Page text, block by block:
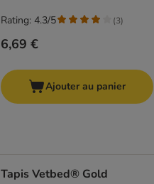
6,69 €
Rating: 4.3/5 (3)
Ajouter au panier
Tapis Vetbed® Gold